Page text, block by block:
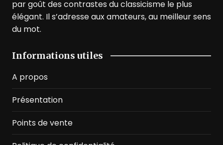
par goût des contrastes du classicisme le plus
élégant. Il s’adresse aux amateurs, au meilleur sens
du mot.
Informations utiles
A propos
Présentation
Points de vente